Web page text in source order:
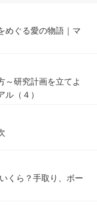
めぐる愛の物語｜マ
～研究計画を立てよ
（４）
くら？手取り、ボー